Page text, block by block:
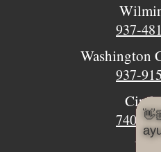
937-
Washington
937-
740-